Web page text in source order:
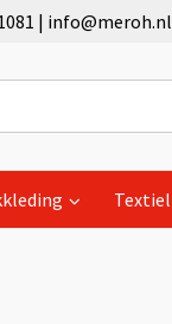
| info@meroh.nl
Textiel